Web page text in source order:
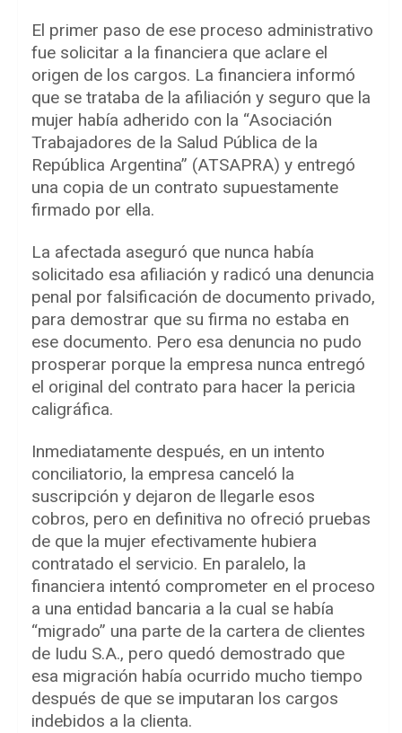
El primer paso de ese proceso administrativo
fue solicitar a la financiera que aclare el
origen de los cargos. La financiera informó
que se trataba de la afiliación y seguro que la
mujer había adherido con la “Asociación
Trabajadores de la Salud Pública de la
República Argentina” (ATSAPRA) y entregó
una copia de un contrato supuestamente
firmado por ella.
La afectada aseguró que nunca había
solicitado esa afiliación y radicó una denuncia
penal por falsificación de documento privado,
para demostrar que su firma no estaba en
ese documento. Pero esa denuncia no pudo
prosperar porque la empresa nunca entregó
el original del contrato para hacer la pericia
caligráfica.
Inmediatamente después, en un intento
conciliatorio, la empresa canceló la
suscripción y dejaron de llegarle esos
cobros, pero en definitiva no ofreció pruebas
de que la mujer efectivamente hubiera
contratado el servicio. En paralelo, la
financiera intentó comprometer en el proceso
a una entidad bancaria a la cual se había
“migrado” una parte de la cartera de clientes
de Iudu S.A., pero quedó demostrado que
esa migración había ocurrido mucho tiempo
después de que se imputaran los cargos
indebidos a la clienta.